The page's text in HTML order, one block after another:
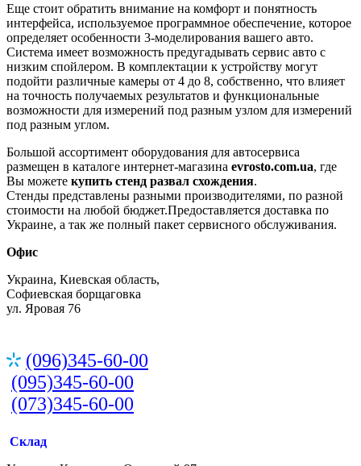
Еще стоит обратить внимание на комфорт и понятность
интерфейса, используемое программное обеспечение, которое
определяет особенности 3-моделирования вашего авто.
Система имеет возможность предугадывать сервис авто с
низким спойлером. В комплектации к устройству могут
подойти различные камеры от 4 до 8, собственно, что влияет
на точность получаемых результатов и функциональные
возможности для измерений под разным узлом для измерений
под разным углом.
Большой ассортимент оборудования для автосервиса
размещен в каталоге интернет-магазина evrosto.com.ua, где
Вы можете купить стенд развал схождения.
Стенды представлены разными производителями, по разной
стоимости на любой бюджет.Предоставляется доставка по
Украине, а так же полный пакет сервисного обслуживания.
Офис
Украина, Киевская область,
Софиевская борщаговка
ул. Яровая 76
(096)345-60-00
(095)345-60-00
(073)345-60-00
Склад